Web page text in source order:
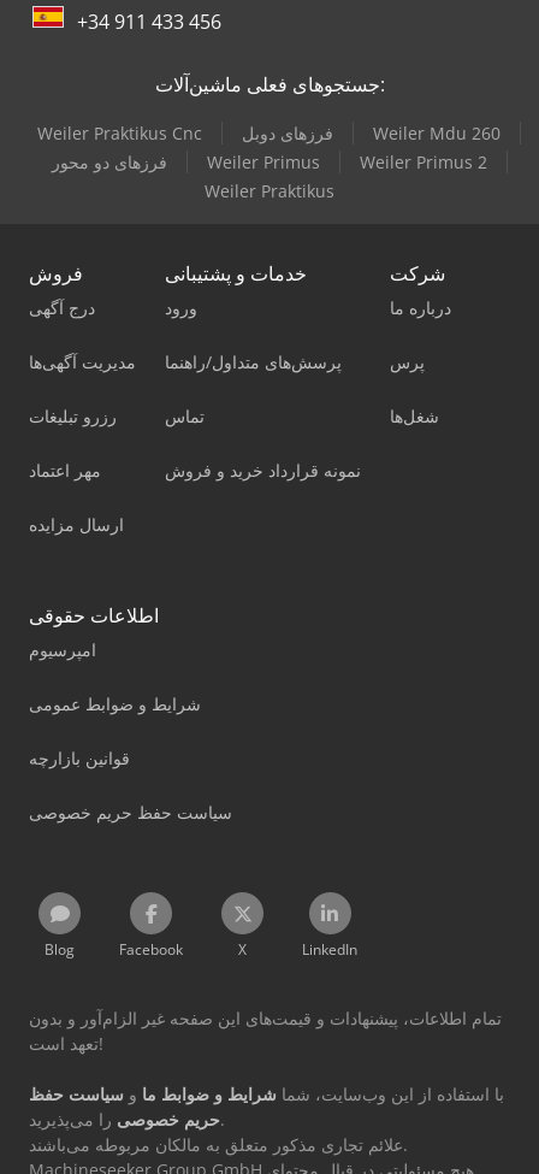
+34 911 433 456
جستجوهای فعلی ماشین‌آلات:
Weiler Praktikus Cnc فرزهای دوبل
Weiler Mdu 260
فرزهای دو محور
Weiler Primus
Weiler Primus 2
Weiler Praktikus
فروش
درج آگهی
مدیریت آگهی‌ها
رزرو تبلیغات
مهر اعتماد
ارسال مزایده
خدمات و پشتیبانی
ورود
پرسش‌های متداول/راهنما
تماس
نمونه قرارداد خرید و فروش
شرکت
درباره ما
پرس
شغل‌ها
اطلاعات حقوقی
امپرسیوم
شرایط و ضوابط عمومی
قوانین بازارچه
سیاست حفظ حریم خصوصی
Blog Facebook X LinkedIn
تمام اطلاعات، پیشنهادات و قیمت‌های این صفحه غیر الزام‌آور و بدون
تعهد است!
با استفاده از این وب‌سایت، شما شرایط و ضوابط ما و سیاست حفظ
حریم خصوصیرا می‌پذیرید.
علائم تجاری مذکور متعلق به مالکان مربوطه می‌باشند.